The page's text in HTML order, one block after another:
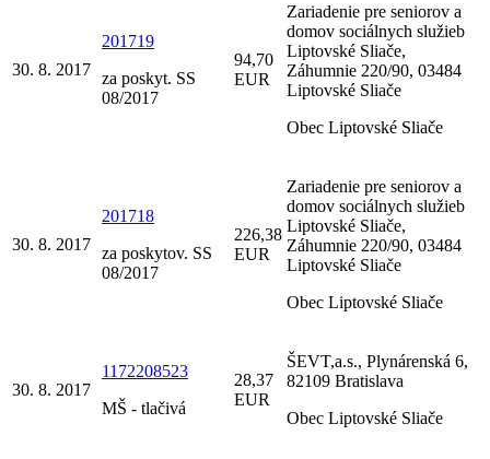
30. 8. 2017
201719
za poskyt. SS
08/2017
94,70
EUR
Zariadenie pre seniorov a
domov sociálnych služieb
Liptovské Sliače,
Záhumnie 220/90, 03484
Liptovské Sliače
Obec Liptovské Sliače
30. 8. 2017
201718
za poskytov. SS
08/2017
226,38
EUR
Zariadenie pre seniorov a
domov sociálnych služieb
Liptovské Sliače,
Záhumnie 220/90, 03484
Liptovské Sliače
Obec Liptovské Sliače
30. 8. 2017
1172208523
MŠ - tlačivá
28,37
EUR
ŠEVT,a.s., Plynárenská 6,
82109 Bratislava
Obec Liptovské Sliače